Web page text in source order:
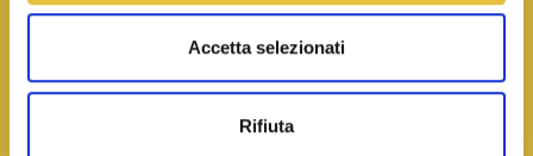
Accetta selezionati
Rifiuta
140
Agenzie